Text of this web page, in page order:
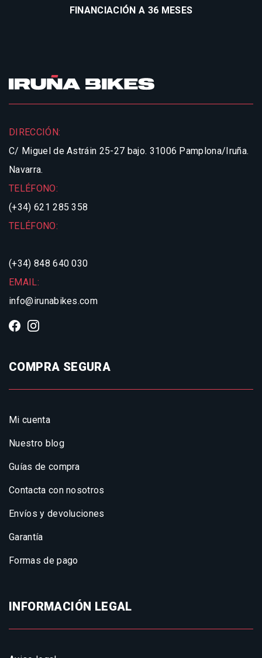
FINANCIACIÓN A 36 MESES
DIRECCIÓN:
C/ Miguel de Astráin 25-27 bajo. 31006 Pamplona/Iruña.
Navarra.
TELÉFONO:
(+34) 621 285 358
TELÉFONO:
(+34) 848 640 030
EMAIL:
info@irunabikes.com
COMPRA SEGURA
Mi cuenta
Nuestro blog
Guías de compra
Contacta con nosotros
Envíos y devoluciones
Garantía
Formas de pago
INFORMACIÓN LEGAL